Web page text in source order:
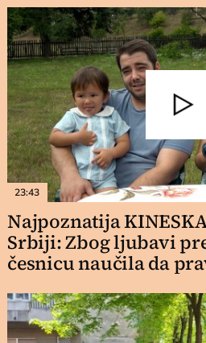
23:43
Najpoznatija
Srbiji: Zbog ljubavi
česnicu naučila da